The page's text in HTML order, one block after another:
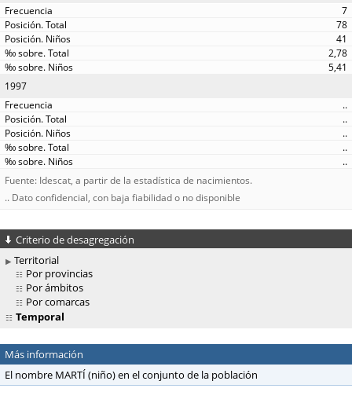
7
78
41
2,78
5,41
1997
..
..
..
..
..
Fuente: Idescat, a partir de la estadística de nacimientos.
.. Dato confidencial, con baja fiabilidad o no disponible
Criterio de desagregación
Territorial
Por provincias
Por ámbitos
Por comarcas
Temporal
Más información
El nombre MARTÍ (niño) en el conjunto de la población